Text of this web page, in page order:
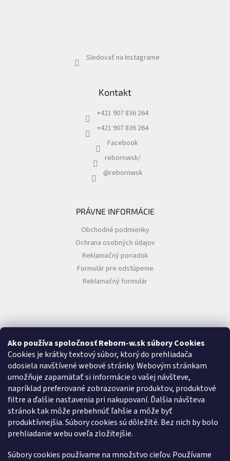
Ako používa spoločnosť Reborn-w.sk súbory Cookies
Cookies je krátky textový súbor, ktorý do prehliadača
odosiela navštívené webové stránky. Webovým stránkam
umožňuje zapamätať si informácie o vašej návšteve,
napríklad preferované zobrazovanie produktov, produktové
filtre a ďalšie nastavenia pri nakupovaní. Ďalšia návšteva
stránok tak môže prebehnúť ľahšie a môže byť
produktívnejšia. Súbory cookies sú dôležité. Bez nich by bolo
prehliadanie webu oveľa zložitejšie.
Súbory cookies používame na množstvo cieľov. Používame
Sledovať na Instagrame
Kontakt
+421 907 836 264
+421 907 836 264
Facebook
rebornwsk/
@rebornwsk
PRÁVNE INFORMÁCIE
Obchodné podmienky
Ochrana osobných údajov
Reklamačný poriadok
Formulár pre odstúpenie
Reklamačný formulár
O NÁS
O nás
Kontakty
Doprava
O značke REBORN-W
Zákazková výroba
ONLINE PLATBY